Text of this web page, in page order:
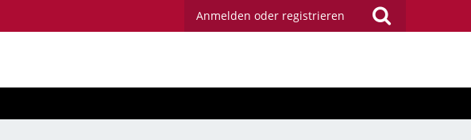
Anmelden oder registrieren